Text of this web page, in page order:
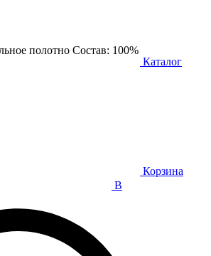
полотно Состав: 100%
В
Каталог
Корзина